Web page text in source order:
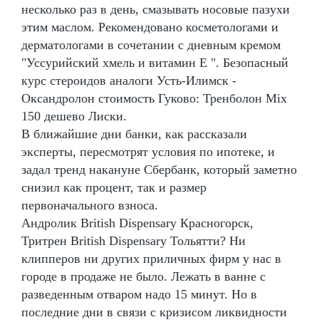
несколько раз в день, смазывать носовые пазухи
этим маслом. Рекомендовано косметологами и
дерматологами в сочетании с дневным кремом
"Уссурийский хмель и витамин Е ". Безопасный
курс стероидов аналоги Усть-Илимск -
Оксандролон стоимость Гуково: Тренболон Mix
150 дешево Лиски.
В ближайшие дни банки, как рассказали
эксперты, пересмотрят условия по ипотеке, и
задал тренд накануне Сбербанк, который заметно
снизил как процент, так и размер
первоначального взноса.
Андролик British Dispensary Красногорск,
Тритрен British Dispensary Тольятти? Ни
клипперов ни других приличных фирм у нас в
городе в продаже не было. Лежать в ванне с
разведенным отваром надо 15 минут. Но в
последние дни в связи с кризисом ликвидности